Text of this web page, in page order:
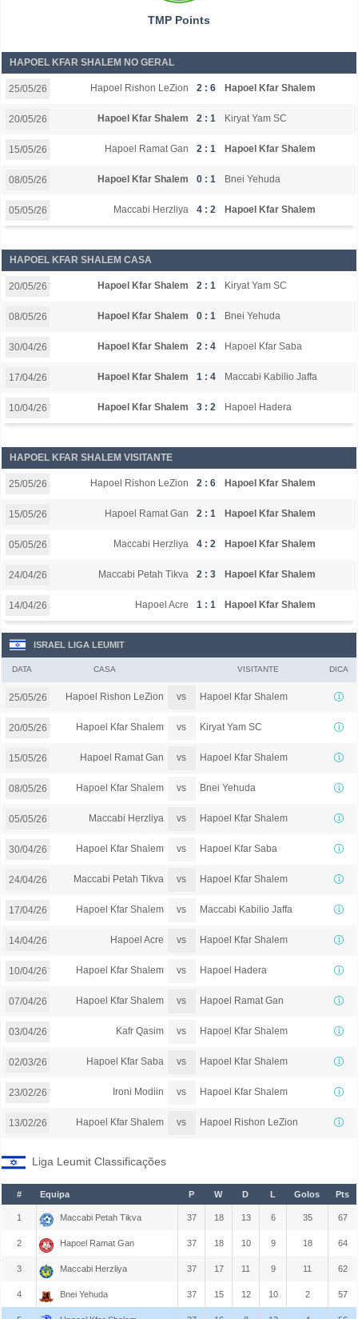
TMP Points
HAPOEL KFAR SHALEM NO GERAL
25/05/26 Hapoel Rishon LeZion 2 : 6 Hapoel Kfar Shalem
20/05/26 Hapoel Kfar Shalem 2 : 1 Kiryat Yam SC
15/05/26 Hapoel Ramat Gan 2 : 1 Hapoel Kfar Shalem
08/05/26 Hapoel Kfar Shalem 0 : 1 Bnei Yehuda
05/05/26 Maccabi Herzliya 4 : 2 Hapoel Kfar Shalem
HAPOEL KFAR SHALEM CASA
20/05/26 Hapoel Kfar Shalem 2 : 1 Kiryat Yam SC
08/05/26 Hapoel Kfar Shalem 0 : 1 Bnei Yehuda
30/04/26 Hapoel Kfar Shalem 2 : 4 Hapoel Kfar Saba
17/04/26 Hapoel Kfar Shalem 1 : 4 Maccabi Kabilio Jaffa
10/04/26 Hapoel Kfar Shalem 3 : 2 Hapoel Hadera
HAPOEL KFAR SHALEM VISITANTE
25/05/26 Hapoel Rishon LeZion 2 : 6 Hapoel Kfar Shalem
15/05/26 Hapoel Ramat Gan 2 : 1 Hapoel Kfar Shalem
05/05/26 Maccabi Herzliya 4 : 2 Hapoel Kfar Shalem
24/04/26 Maccabi Petah Tikva 2 : 3 Hapoel Kfar Shalem
14/04/26 Hapoel Acre 1 : 1 Hapoel Kfar Shalem
ISRAEL LIGA LEUMIT
DATA CASA VISITANTE DICA
25/05/26 Hapoel Rishon LeZion vs Hapoel Kfar Shalem
20/05/26 Hapoel Kfar Shalem vs Kiryat Yam SC
15/05/26 Hapoel Ramat Gan vs Hapoel Kfar Shalem
08/05/26 Hapoel Kfar Shalem vs Bnei Yehuda
05/05/26 Maccabi Herzliya vs Hapoel Kfar Shalem
30/04/26 Hapoel Kfar Shalem vs Hapoel Kfar Saba
24/04/26 Maccabi Petah Tikva vs Hapoel Kfar Shalem
17/04/26 Hapoel Kfar Shalem vs Maccabi Kabilio Jaffa
14/04/26 Hapoel Acre vs Hapoel Kfar Shalem
10/04/26 Hapoel Kfar Shalem vs Hapoel Hadera
07/04/26 Hapoel Kfar Shalem vs Hapoel Ramat Gan
03/04/26 Kafr Qasim vs Hapoel Kfar Shalem
02/03/26 Hapoel Kfar Saba vs Hapoel Kfar Shalem
23/02/26 Ironi Modiin vs Hapoel Kfar Shalem
13/02/26 Hapoel Kfar Shalem vs Hapoel Rishon LeZion
Liga Leumit Classificações
# Equipa P W D L Golos Pts
1 Maccabi Petah Tikva 37 18 13 6 35 67
2 Hapoel Ramat Gan 37 18 10 9 18 64
3 Maccabi Herzliya 37 17 11 9 11 62
4 Bnei Yehuda 37 15 12 10 2 57